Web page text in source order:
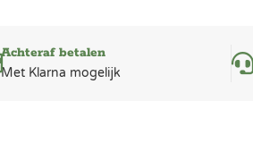
Achteraf betalen
Met Klarna mogelijk